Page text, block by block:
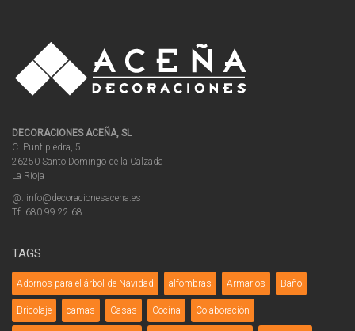
DECORACIONES ACEÑA, SL
C. Puntipiedra, 5
26250 Santo Domingo de la Calzada
La Rioja
@. info@decoracionesacena.es
Tf. 680 99 22 68
TAGS
Adornos para el árbol de Navidad alfombras Armarios Baño
Bricolaje camas Casas Cocina Colaboración